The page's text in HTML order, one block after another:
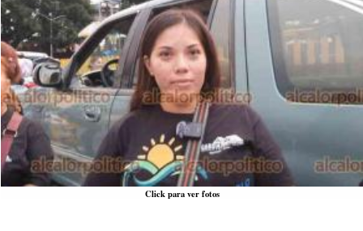
Click para ver fotos